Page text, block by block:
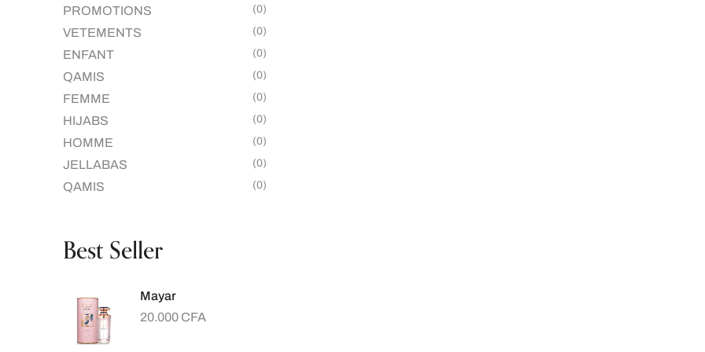
PROMOTIONS (0)
VETEMENTS (0)
ENFANT (0)
QAMIS (0)
FEMME (0)
HIJABS (0)
HOMME (0)
JELLABAS (0)
QAMIS (0)
Best Seller
Mayar
20.000 CFA